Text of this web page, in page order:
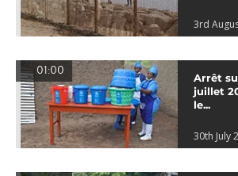
3rd
01:00
Arrêt
juillet
le...
30th July